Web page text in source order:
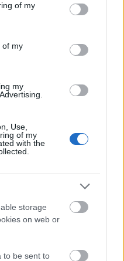
You may click to
its third-party tags to
in below Google
of my
of my
my
Use,
of my
with the
storage
on web or
to be sent to
nemkívánatos
ne élj együtt
a közlekedéssel is
a munkahelyeden is
anyagiakban
ma csak egyet
a tényekkel, és
fel, hogy az
a törvényes házasság
próbáld húzni az